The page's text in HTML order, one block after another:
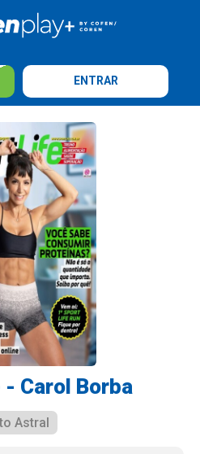
ENTRAR
Carol Borba
Astral